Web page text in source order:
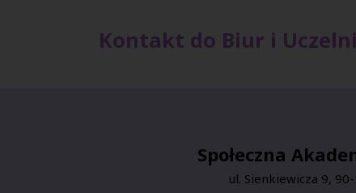
Kontakt do Biur i Uczelni
Społeczna
ul. Sienkiewicza 9,